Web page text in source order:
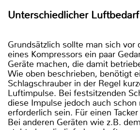
Unterschiedlicher Luftbedarf
Grundsätzlich sollte man sich vor
eines Kompressors ein paar
Geräte machen, die damit
Wie oben beschrieben, benötigt
Schlagschrauber in der Regel
Luftimpulse. Bei festsitzenden
diese Impulse jedoch auch schon
erforderlich sein. Für einen
Bei anderen Geräten wie z.B.